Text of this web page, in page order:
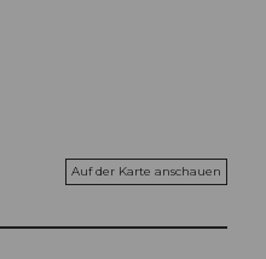
Auf der Karte anschauen